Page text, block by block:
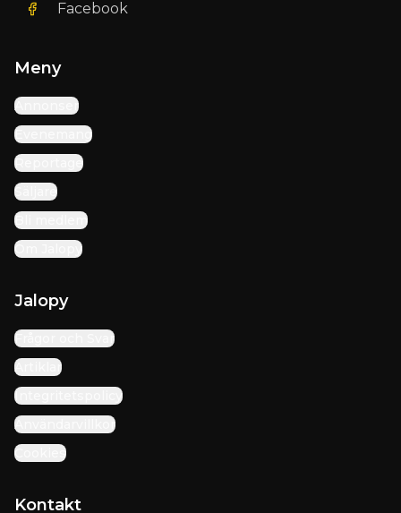
Facebook
Meny
Annonser
Evenemang
Reportage
Säljare
Bli medlem
Om Jalopy
Jalopy
Frågor och Svar
Artiklar
Integritetspolicy
Användarvillkor
Cookies
Kontakt